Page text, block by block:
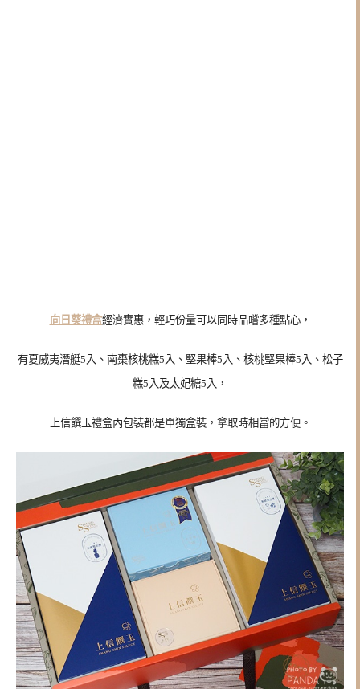
向日葵禮盒經濟實惠，輕巧份量可以同時品嚐多種點心，
有夏威夷潛艇5入、南棗核桃糕5入、堅果棒5入、核桃堅果棒5入、松子
糕5入及太妃糖5入，
上信饌玉禮盒內包裝都是單獨盒裝，拿取時相當的方便。